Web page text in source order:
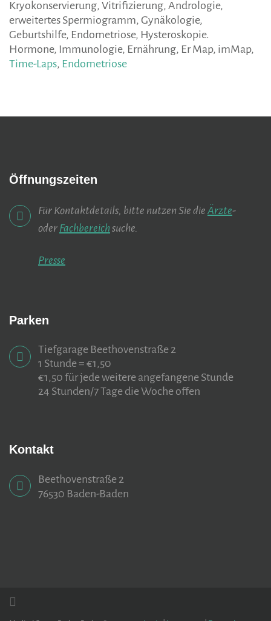
Kryokonservierung, Vitrifizierung, Andrologie,
erweitertes Spermiogramm, Gynäkologie,
Geburtshilfe, Endometriose, Hysteroskopie.
Hormone, Immunologie, Ernährung, Er Map, imMap,
Time-Laps, Endometriose
Öffnungszeiten
Für Kontaktdetails, bitte nutzen Sie die Ärzte-
oder Fachbereichsuche.
Presse
Parken
Tiefgarage Beethovenstraße 2
1 Stunde = €1,50
€1,50 für jede weitere angefangene Stunde
24 Stunden/7 Tage die Woche offen
Kontakt
Beethovenstraße 2
76530 Baden-Baden